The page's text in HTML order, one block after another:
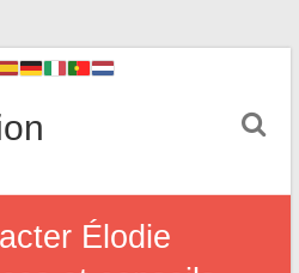
Élodie